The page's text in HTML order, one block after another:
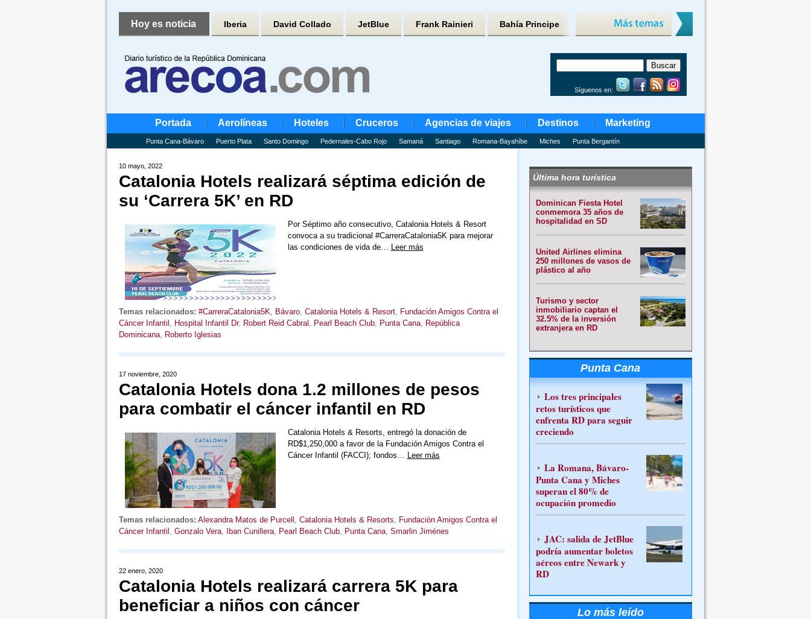
Hoy es noticia Iberia David Collado JetBlue Frank Rainieri Bahía Principe
Síguenos en:
Portada Aerolíneas Hoteles Cruceros Agencias de viajes Destinos Marketing
Punta Cana-Bávaro Puerto Plata Santo Domingo Pedernales-Cabo Rojo Samaná Santiago Romana-Bayahíbe Miches Punta Bergantín
10 mayo, 2022
Catalonia Hotels realizará séptima edición de
su ‘Carrera 5K’ en RD
Por Séptimo año consecutivo, Catalonia Hotels & Resort
convoca a su tradicional #CarreraCatalonia5K para mejorar
las condiciones de vida de… Leer más
Temas relacionados: #CarreraCatalonia5K, Bávaro, Catalonia Hotels & Resort, Fundación Amigos Contra el
Cáncer Infantil , Hospital Infantil Dr. Robert Reid Cabral , Pearl Beach Club, Punta Cana, República
Dominicana, Roberto Iglesias
17 noviembre, 2020
Catalonia Hotels dona 1.2 millones de pesos
para combatir el cáncer infantil en RD
Catalonia Hotels & Resorts, entregó la donación de
RD$1,250,000 a favor de la Fundación Amigos Contra el
Cáncer Infantil (FACCI); fondos… Leer más
Temas relacionados: Alexandra Matos de Purcell , Catalonia Hotels & Resorts, Fundación Amigos Contra el
Cáncer Infantil , Gonzalo Vera, Iban Cunillera, Pearl Beach Club, Punta Cana, Smarlin Jiménes
22 enero, 2020
Catalonia Hotels realizará carrera 5K para
beneficiar a niños con cáncer
Última hora turística
Dominican Fiesta Hotel
conmemora 35 años de
hospitalidad en SD
United Airlines elimina
250 millones de vasos de
plástico al año
Turismo y sector
inmobiliario captan el
32.5% de la inversión
extranjera en RD
Punta Cana
Los tres principales
retos turísticos que
enfrenta RD para seguir
creciendo
La Romana, Bávaro-
Punta Cana y Miches
superan el 80% de
ocupación promedio
JAC: salida de JetBlue
podría aumentar boletos
aéreos entre Newark y
RD
Lo más leído